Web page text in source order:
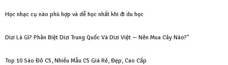
1,000,000₫.
là:
Học nhạc cụ nào phù hợp và dễ học nhất khi đi du học
Dizi Là Gì? Phân Biệt Dizi Trung Quốc Và Dizi Việt — Nên Mua Cây Nào?"
Top 10 Sáo Đô C5, Nhiều Mẫu C5 Giá Rẻ, Đẹp, Cao Cấp